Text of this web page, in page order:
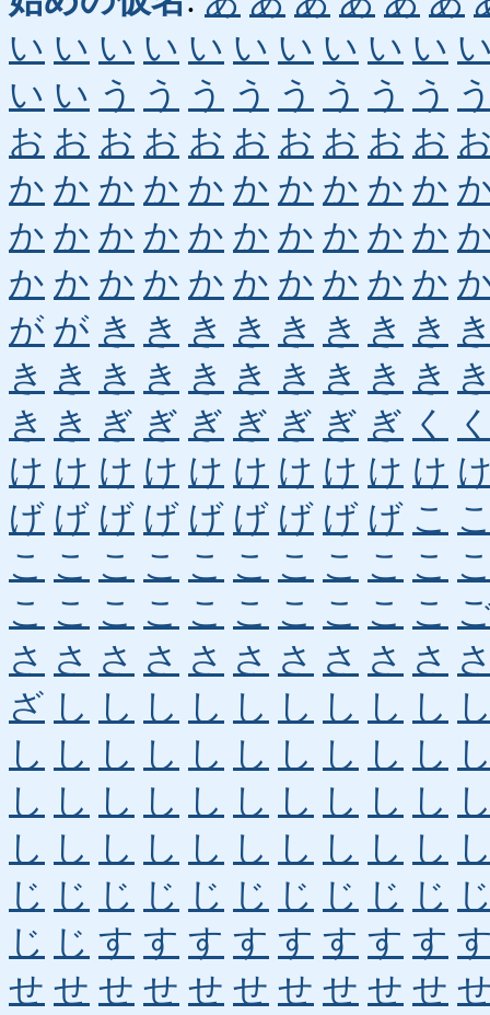
い い い い い い い い い い
い い う う う う う う う う
お お お お お お お お お お
か か か か か か か か か か
か か か か か か か か か か
か か か か か か か か か か
が が き き き き き き き き
き き き き き き き き き き
き き ぎ ぎ ぎ ぎ ぎ ぎ ぎ く
け け け け け け け け け け
げ げ げ げ げ げ げ げ げ こ
こ こ こ こ こ こ こ こ こ こ
こ こ こ こ こ こ こ こ こ こ
さ さ さ さ さ さ さ さ さ さ
ざ し し し し し し し し し
し し し し し し し し し し
し し し し し し し し し し
し し し し し し し し し し
じ じ じ じ じ じ じ じ じ じ
じ じ す す す す す す す す
せ せ せ せ せ せ せ せ せ せ